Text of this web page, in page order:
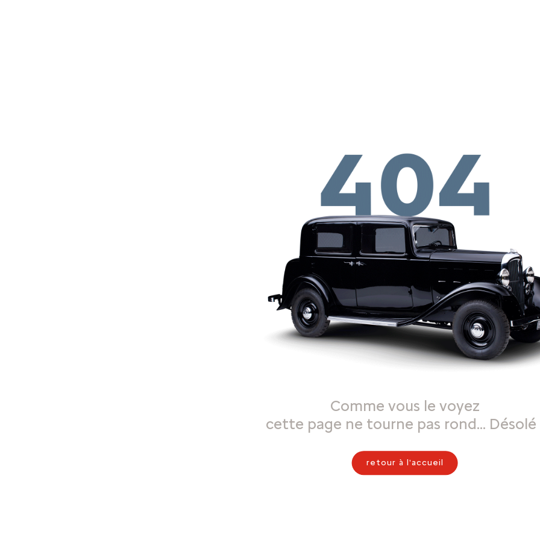
Comme vous le voyez
cette page ne tourne pas rond… Désolé
retour à l'accueil